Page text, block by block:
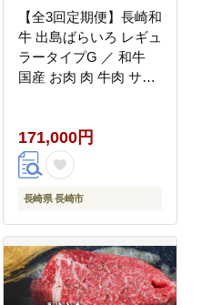
【全3回定期便】長崎和
牛 出島ばらいろ レギュ
ラータイプG ／ 和牛
国産 お肉 肉 牛肉 サー
長崎県 長崎市
171,000円
長崎県 長崎市